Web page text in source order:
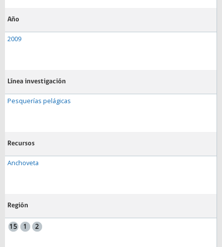
Año
2009
Línea investigación
Pesquerías pelágicas
Recursos
Anchoveta
Región